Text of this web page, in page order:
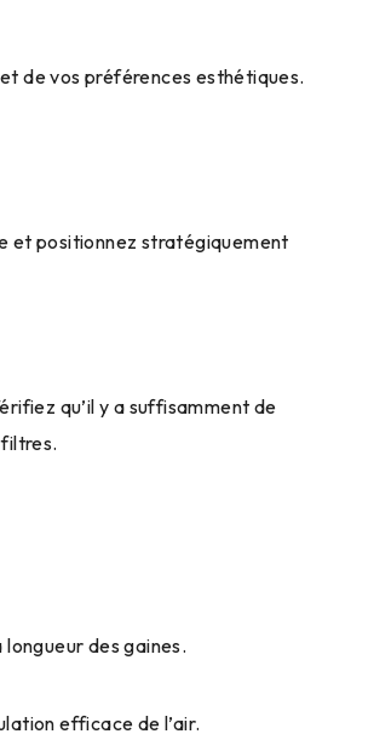
de vos préférences esthétiques.
et positionnez stratégiquement
qu’il y a suffisamment de
des gaines.
efficace de l’air.